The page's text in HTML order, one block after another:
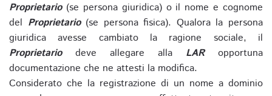
Proprietario(se persona giuridica) o il nome e cognome
del Proprietario(se persona fisica). Qualora la persona
giuridica avesse cambiato la ragione sociale, il
Proprietariodeve allegare alla LARopportuna
documentazione che ne attesti la modifica.
Considerato che la registrazione di un nome a dominio